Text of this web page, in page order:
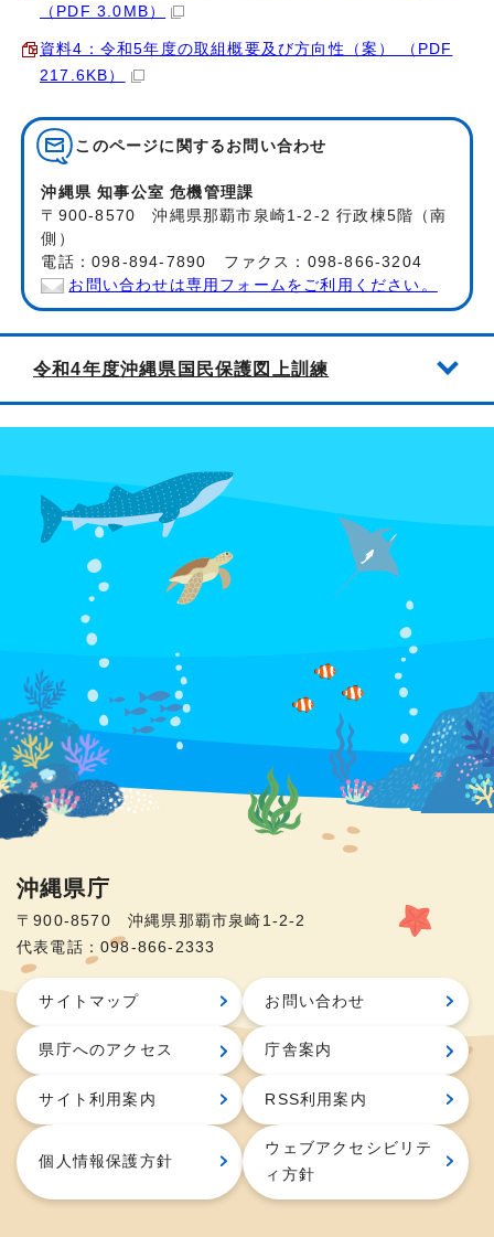
（PDF 3.0MB）
資料4：令和5年度の取組概要及び方向性（案） （PDF
217.6KB）
このページに関する お問い合わせ
沖縄県 知事公室 危機管理課
〒900-8570 沖縄県那覇市泉崎1-2-2 行政棟5階（南
側）
電話：098-894-7890 ファクス：098-866-3204
お問い合わせは専用フォームをご利用ください。
令和4年度沖縄県国民保護図上訓練
沖縄県庁
〒900-8570 沖縄県那覇市泉崎1-2-2
代表電話：098-866-2333
サイトマップ お問い合わせ
県庁へのアクセス 庁舎案内
サイト利用案内 RSS利用案内
個人情報保護方針
ウェブアクセシビリテ
ィ方針